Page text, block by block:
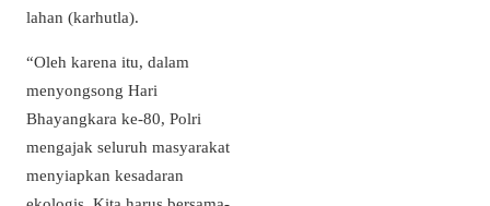
lahan (karhutla).
“Oleh karena itu, dalam
menyongsong Hari
Bhayangkara ke-80, Polri
mengajak seluruh masyarakat
menyiapkan kesadaran